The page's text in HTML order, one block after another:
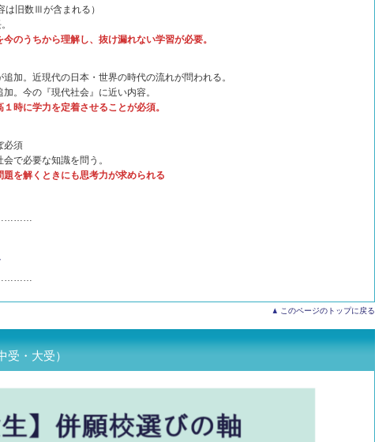
旧数Ⅲが含まれる）
のうちから理解し、抜け漏れない学習が必要。
加。近現代の日本・世界の時代の流れが問われる。
。今の『現代社会』に近い内容。
時に学力を定着させることが必須。
必須
で必要な知識を問う。
解くときにも思考力が求められる
このページのトップに戻る
受・大受）